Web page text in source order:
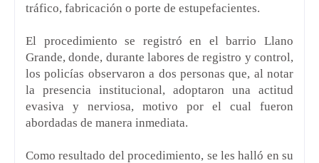
tráfico, fabricación o porte de estupefacientes.
El procedimiento se registró en el barrio Llano
Grande, donde, durante labores de registro y control,
los policías observaron a dos personas que, al notar
la presencia institucional, adoptaron una actitud
evasiva y nerviosa, motivo por el cual fueron
abordadas de manera inmediata.
Como resultado del procedimiento, se les halló en su